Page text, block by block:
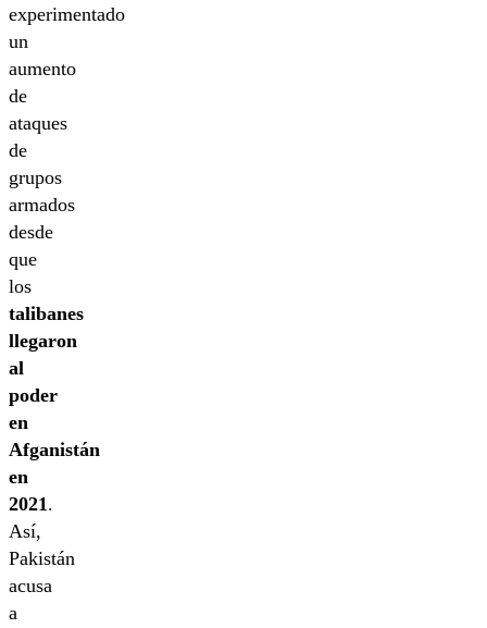
experimentado
un
aumento
de
ataques
de
grupos
armados
desde
que
los
talibanes
llegaron
al
poder
en
Afganistán
en
2021.
Así,
Pakistán
acusa
a